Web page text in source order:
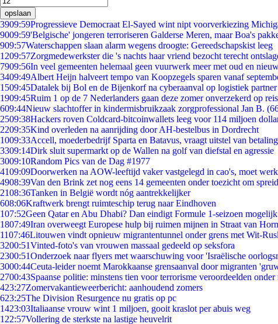
opslaan
3909:59Progressieve Democraat El-Sayed wint nipt voorverkiezing
9009:59'Belgische' jongeren terroriseren Galderse Meren, maar Boa's
909:57Waterschappen slaan alarm wegens droogte: Gereedschapskist leeg
1209:57Zorgmedewerkster die 's nachts haar vriend bezocht terecht
7909:56In veel gemeenten helemaal geen vuurwerk meer met oud en
3409:49Albert Heijn halveert tempo van Koopzegels sparen vanaf
1509:45Datalek bij Bol en de Bijenkorf na cyberaanval op logistiek partner
1909:45Ruim 1 op de 7 Nederlanders gaan deze zomer onverzekerd op reis
609:44Nieuw slachtoffer in kindermisbruikzaak zorgprofessional Jan B.
2509:38Hackers roven Coldcard-bitcoinwallets leeg voor 114 miljoen
2209:35Kind overleden na aanrijding door AH-bestelbus in Dordrecht
1009:33Accell, moederbedrijf Sparta en Batavus, vraagt uitstel van
3309:14Dirk sluit supermarkt op de Wallen na golf van diefstal en agressie
3009:10Random Pics van de Dag #1977
4109:09Doorwerken na AOW-leeftijd vaker vastgelegd in cao's, moet
4908:39Van den Brink zet nog eens 14 gemeenten onder toezicht om
2108:36Tanken in België wordt nóg aantrekkelijker
608:06Kraftwerk brengt ruimteschip terug naar Eindhoven
107:52Geen Qatar en Abu Dhabi? Dan eindigt Formule 1-seizoen
1807:49Iran overweegt Europese hulp bij ruimen mijnen in Straat van
1107:46Litouwen vindt opnieuw migrantentunnel onder grens met Wit-
3200:51Vinted-foto's van vrouwen massaal gedeeld op seksfora
2300:51Onderzoek naar flyers met waarschuwing voor 'Israëlische
3000:44Ceuta-leider noemt Marokkaanse grensaanval door migranten
2700:43Spaanse politie: minstens tien voor terrorisme veroordeelden onder
423:27Zomervakantieweerbericht: aanhoudend zomers
623:25The Division Resurgence nu gratis op pc
1423:03Italiaanse vrouw wint 1 miljoen, gooit kraslot per abuis weg
1 22:57Vollering de sterkste na lastige heuvelrit